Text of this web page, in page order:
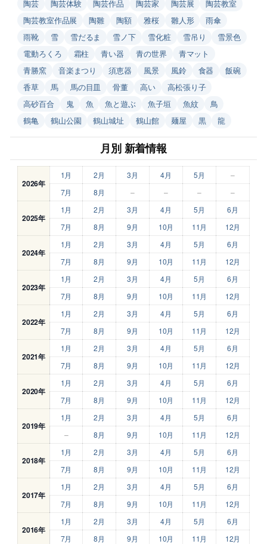
陶芸
陶芸体験 陶芸作品 陶芸家 陶芸展
陶芸教室
陶芸教室作品展
陶雛 陶額 雅桜 雛人形
雨傘
雨靴
雪 雪だるま 雪ノ下 雪化粧 雪吊り
雪景色
電動ろくろ
霜柱 青い器 青の世界
青マット
青勝窯
音楽まつり 須恵器 風景 風鈴 食器
飯碗
香草
馬 馬の目皿 骨董 高い
高松張り子
高砂百合
鬼 魚 魚と遊ぶ 魚子垣 魚紋
鳥
鶴亀
鶴山公園 鶴山城址 鶴山館 麺屋 黒 龍
月別 新着情報
2026年
1月 2月 3月 4月 5月
–
7月
8月 – – – –
2025年
1月 2月 3月 4月 5月
6月
7月
8月 9月 10月 11月 12月
2024年
1月 2月 3月 4月 5月
6月
7月
8月 9月 10月 11月 12月
2023年
1月 2月 3月 4月 5月
6月
7月
8月 9月 10月 11月 12月
2022年
1月 2月 3月 4月 5月
6月
7月
8月 9月 10月 11月 12月
2021年
1月 2月 3月 4月 5月
6月
7月
8月 9月 10月 11月 12月
2020年
1月 2月 3月 4月 5月
6月
7月
8月 9月 10月 11月 12月
2019年
1月 2月 3月 4月 5月
6月
–
8月 9月 10月 11月 12月
2018年
1月 2月 3月 4月 5月
6月
7月
8月 9月 10月 11月 12月
2017年
1月 2月 3月 4月 5月
6月
7月
8月 9月 10月 11月 12月
2016年
1月 2月 3月 4月 5月
6月
7月
8月 9月 10月 11月 12月